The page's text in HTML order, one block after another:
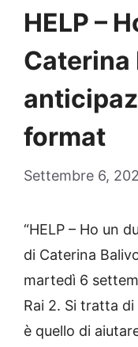
HELP –
Caterina
format
Settembre 6,
“HELP – Ho un
di Caterina
martedì 6
Rai 2. Si tratta
è quello di